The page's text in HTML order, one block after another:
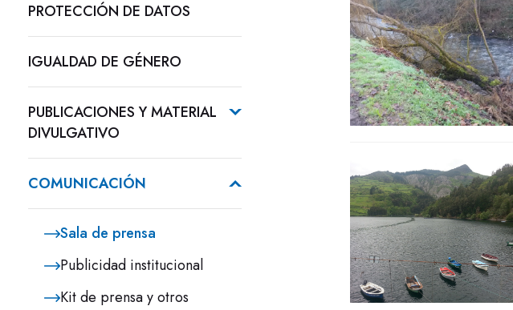
PROTECCIÓN DE DATOS
IGUALDAD DE GÉNERO
PUBLICACIONES Y MATERIAL
DIVULGATIVO
COMUNICACIÓN
Sala de prensa
Publicidad institucional
Kit de prensa y otros